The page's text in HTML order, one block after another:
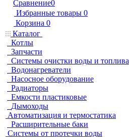
Сравнение0
Избранные товары 0
Корзина 0
Каталог
Котлы
Запчасти
Системы очистки воды и топлива
Водонагреватели
Насосное оборудование
Радиаторы
Емкости пластиковые
Дымоходы
Автоматизация и термостатика
Расширительные баки
Системы от протечки воды